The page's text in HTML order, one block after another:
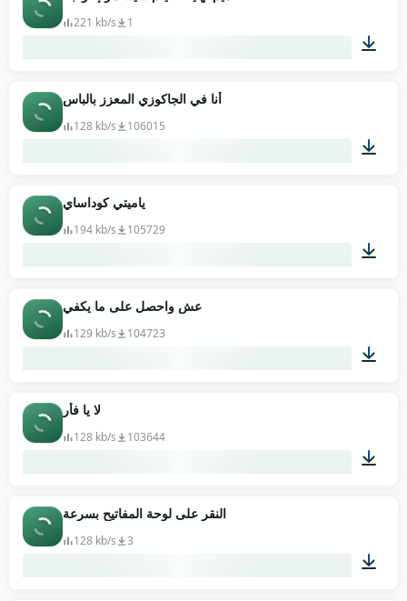
221 kb/s 1
أنا في الجاكوزي المعزز بالباس
128 kb/s 106015
ياميتي كوداساي
194 kb/s 105729
عش واحصل على ما يكفي
129 kb/s 104723
لا يا فأر
128 kb/s 103644
النقر على لوحة المفاتيح بسرعة
128 kb/s 3